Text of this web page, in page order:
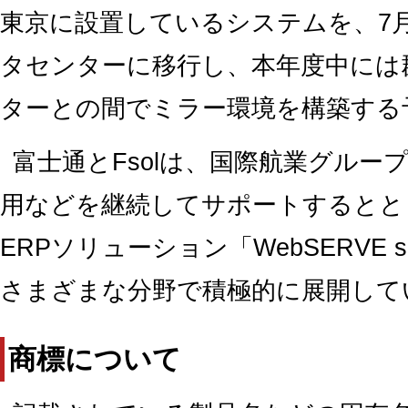
東京に設置しているシステムを、7
タセンターに移行し、本年度中に
ターとの間でミラー環境を構築す
富士通とFsolは、国際航業グルー
用などを継続してサポートすると
ERPソリューション「WebSERVE
さまざまな分野で積極的に展開し
商標について